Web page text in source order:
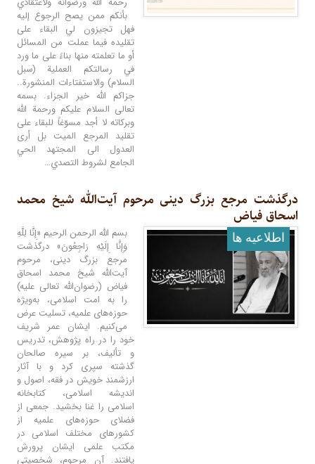
بأنكم ممن يصح الرجوع إليه
فهل تجيزون لي البقاء على
تقليده فيما عملت من المسائل
أو ما تعلمته منها بناءً على ما ورد
في رسالتكم العملية (سبل
السلام) والاستفتاءات المنشورة..
جزاكم الله خير الجزاء. بسمه
تعالى السلام عليكم ورحمة الله
وبركاته لا أجد مسوّغاً للبقاء على
تقليد المرجع الميت بل أرى
العدول الى المجتهد الحي
الجامع لشروط التصدي…
درگذشت مرجع بزرگ دینی مرحوم آیت‌الله شیخ محمد
اسحاق فیاض
اطلاعيه ها
بسم الله الرحمن الرحیم «إِنَّا لِلَّهِ
وَإِنَّا إِلَيْهِ رَاجِعُونَ» درگذشت
مرجع بزرگ دینی، مرحوم
آیت‌الله شیخ محمد اسحاق
فیاض (رضوان‌الله تعالی علیه)
را به امت اسلامی، به‌ویژه
حوزه‌های علمیه، تسلیت عرض
می‌کنیم. ایشان عمر شریف
خود را در راه پژوهش، تدریس
و تألیف، بر سیره صالحان
گذشته سپری کرد و با آثار
ارزشمند خویش در فقه، اصول و
اندیشه اسلامی، کتابخانه
اسلامی را غنا بخشید. جمعی از
فضلای حوزه‌های علمیه از
کشورهای مختلف اسلامی در
مکتب علمی ایشان پرورش
یافتند. آن مرحوم، شخصیتی